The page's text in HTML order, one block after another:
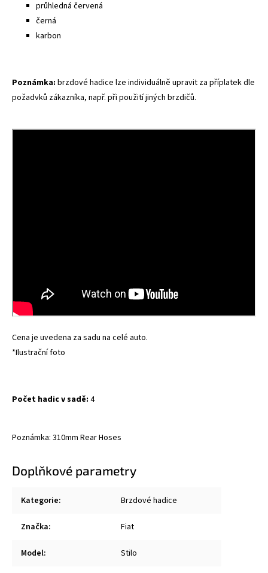
průhledná červená
černá
karbon
Poznámka: brzdové hadice lze individuálně upravit za příplatek dle
požadvků zákazníka, např. při použití jiných brzdičů.
Cena je uvedena za sadu na celé auto.
*Ilustrační foto
Počet hadic v sadě: 4
Poznámka: 310mm Rear Hoses
Doplňkové parametry
Kategorie: Brzdové hadice
Značka: Fiat
Model: Stilo